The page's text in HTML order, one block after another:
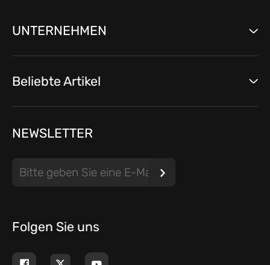
UNTERNEHMEN
Beliebte Artikel
NEWSLETTER
Folgen Sie uns